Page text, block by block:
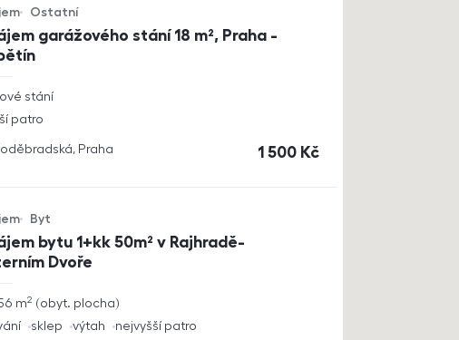
garážového stání 18 m², Praha -
Ostatní
stání
patro
Praha cena
1 500 Kč
bytu 1+kk 50m² v Rajhradě-
Dvoře
Byt
obyt. plocha
m2
sklep výtah nejvyšší patro